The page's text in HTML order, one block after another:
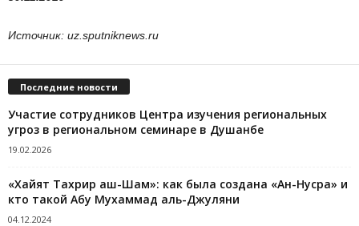
Источник: uz.sputniknews.ru
Последние новости
Участие сотрудников Центра изучения региональных
угроз в региональном семинаре в Душанбе
19.02.2026
«Хайят Тахрир аш-Шам»: как была создана «Ан-Нусра» и
кто такой Абу Мухаммад аль-Джуляни
04.12.2024